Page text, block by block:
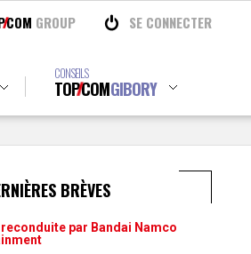
COM GROUP SE CONNECTER
CONSEILS
TOPCOMGIBORY
BRÈVES
par Bandai Namco